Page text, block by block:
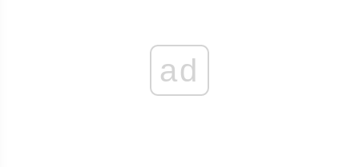
ad